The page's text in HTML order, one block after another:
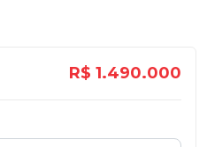
R$ 1.490.000